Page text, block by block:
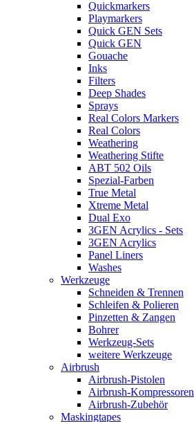
Quickmarkers
Playmarkers
Quick GEN Sets
Quick GEN
Gouache
Inks
Filters
Deep Shades
Sprays
Real Colors Markers
Real Colors
Weathering
Weathering Stifte
ABT 502 Oils
Spezial-Farben
True Metal
Xtreme Metal
Dual Exo
3GEN Acrylics - Sets
3GEN Acrylics
Panel Liners
Washes
Werkzeuge
Schneiden & Trennen
Schleifen & Polieren
Pinzetten & Zangen
Bohrer
Werkzeug-Sets
weitere Werkzeuge
Airbrush
Airbrush-Pistolen
Airbrush-Kompressoren
Airbrush-Zubehör
Maskingtapes